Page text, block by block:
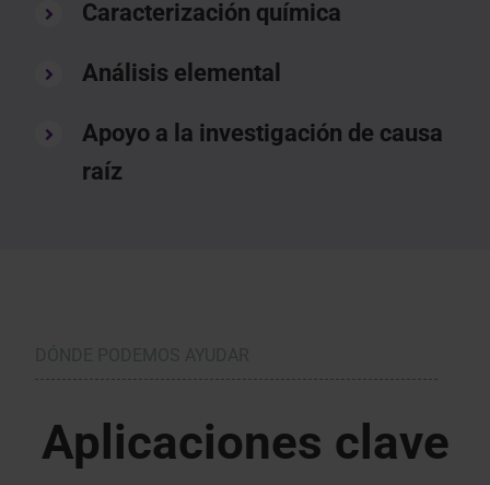
Caracterización química
Análisis elemental
Apoyo a la investigación de causa
raíz
Aplicaciones clave